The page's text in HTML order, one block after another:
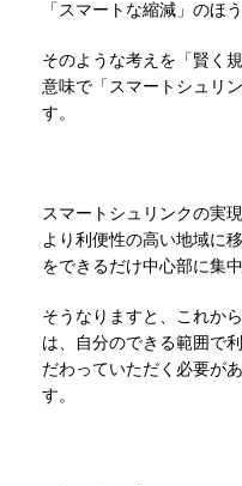
「スマートな縮減」のほ
そのような考えを「賢く
意味で「スマートシュリ
す。
スマートシュリンクの実
より利便性の高い地域に
をできるだけ中心部に集
そうなりますと、これか
は、自分のできる範囲で
だわっていただく必要が
す。